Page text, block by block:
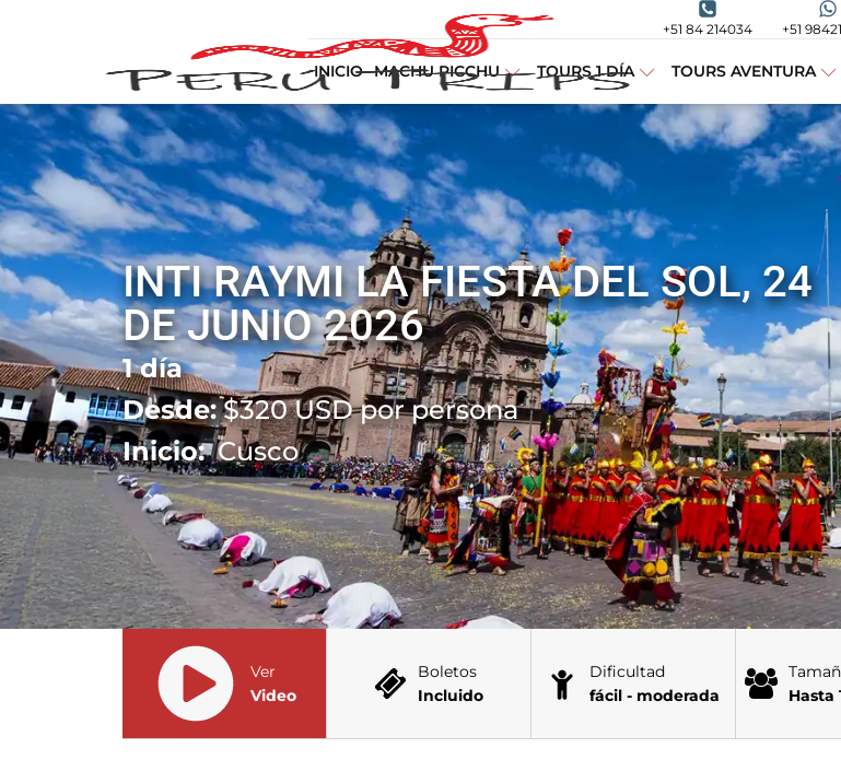
+51 84 214034 +51
INICIO MACHU PICCHU TOURS 1 DÍA TOURS AVENTURA
INTI RAYMI LA FIESTA DEL SOL, 24
DE JUNIO 2026
1 día
Desde:$320USD por persona
Inicio: Cusco
Ver
Video
Boletos
Incluido
Dificultad
fácil - moderada
Hasta